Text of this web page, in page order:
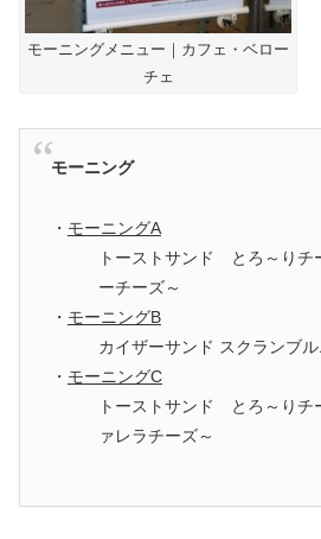
モーニングメニュー｜カフェ・ベロー
チェ
モーニング
・ モーニングA
トーストサンド とろ～り
ーチーズ～
・ モーニングB
カイザーサンド スクランブ
・ モーニングC
トーストサンド とろ～り
ァレラチーズ～